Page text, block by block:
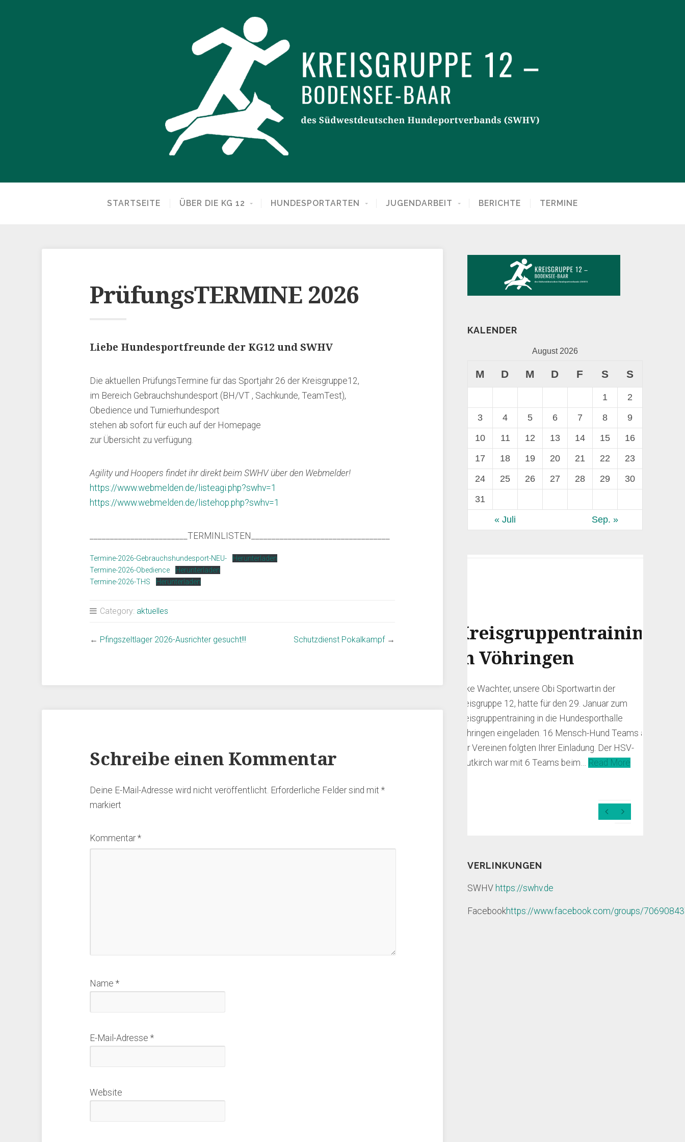
STARTSEITE ÜBER DIE KG 12 HUNDESPORTARTEN JUGENDARBEIT BERICHTE TERMINE
PrüfungsTERMINE 2026
Liebe Hundesportfreunde der KG12 und SWHV
Die aktuellen PrüfungsTermine für das Sportjahr 26 der Kreisgruppe12,
im Bereich Gebrauchshundesport (BH/VT , Sachkunde, TeamTest),
Obedience und Turnierhundesport
stehen ab sofort für euch auf der Homepage
zur Übersicht zu verfügung.
Agility und Hoopers findet ihr direkt beim SWHV über den Webmelder!
https://www.webmelden.de/listeagi.php?swhv=1
https://www.webmelden.de/listehop.php?swhv=1
________________________TERMINLISTEN__________________________________
Termine-2026-Gebrauchshundesport-NEU-
Herunterladen
Termine-2026-Obedience
Herunterladen
Termine-2026-THS
Herunterladen
Category: aktuelles
← Pfingszeltlager 2026-Ausrichter gesucht!!! Schutzdienst Pokalkampf→
Schreibe einen Kommentar
Deine E-Mail-Adresse wird nicht veröffentlicht. Erforderliche Felder sind mit*
markiert
Kommentar*
Name*
E-Mail-Adresse*
Website
KALENDER
August 2026
M D M D F S S
1
2
3
4 5 6 7 8
9
10
11 12 13 14 15
16
17
18 19 20 21 22
23
24
25 26 27 28 29
30
31
« Juli
Sep. »
Vereinsprüfung
Trossingen
trossingen.de Am Sonntag,
unsere diesjährige Herbstprüfung.
Teilnehmerfeld war bunt gemischt
Kreisgruppentraining
in Vöhringen
Silke Wachter, unsere Obi Sportwartin der
Kreisgruppe 12, hatte für den 29. Januar zum
Kreisgruppentraining in die Hundesporthalle
Vöhringen eingeladen. 16 Mensch-Hund Teams aus
vier Vereinen folgten Ihrer Einladung. Der HSV-
Leutkirch war mit 6 Teams beim… Read More
Previous
Slide
Next
Slide
VERLINKUNGEN
SWHV https://swhv.de
Facebookhttps://www.facebook.com/groups/